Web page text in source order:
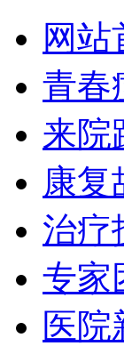
网站
青春
来院
康复
治疗
专家
医院